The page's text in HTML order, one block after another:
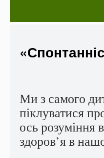
Ми з самого
піклуватися
ось розуміння
здоров’я в